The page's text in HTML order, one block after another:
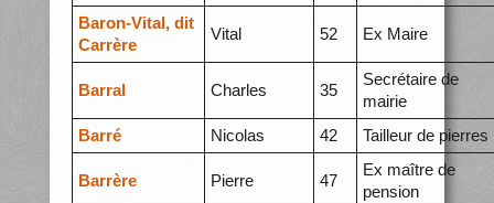
Baron-Vital, dit
Carrère
Vital 52 Ex Maire
Barral Charles 35
Secrétaire de
mairie
Barré
Nicolas 42 Tailleur de pierres
Barrère Pierre 47
Ex maître de
pension